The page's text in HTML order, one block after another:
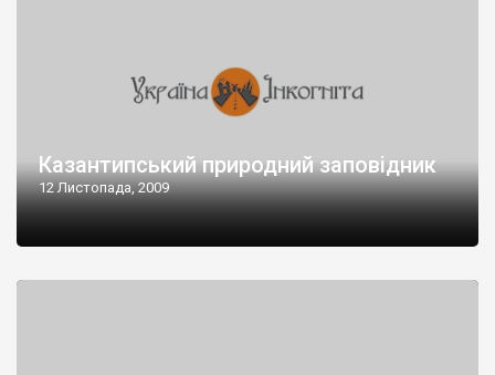
Казантипський природний заповідник
12 Листопада, 2009